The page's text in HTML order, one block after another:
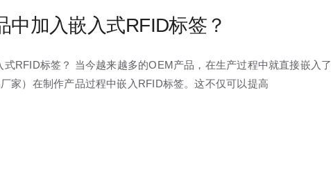
中加入嵌入式RFID标签？
式RFID标签？ 当今越来越多的OEM产品，在生产过程中就直接嵌入
家）在制作产品过程中嵌入RFID标签。这不仅可以提高